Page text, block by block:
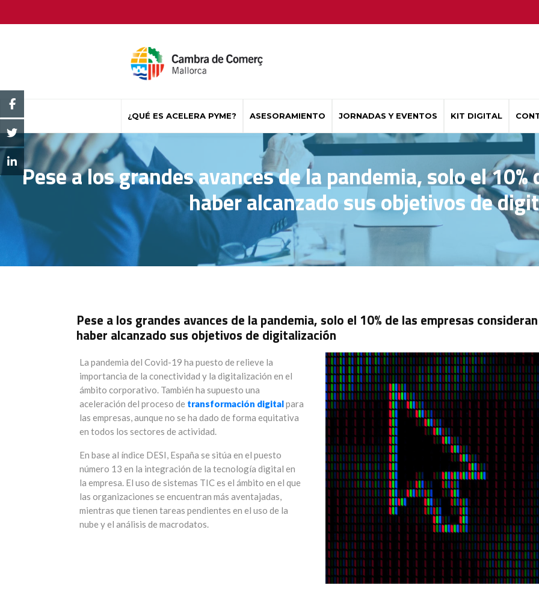
¿QUÉ ES ACELERA PYME? ASESORAMIENTO JORNADAS Y EVENTOS KIT DIGITAL
Pese a los grandes avances de la pandemia, solo el
haber alcanzado sus objetivos de
Pese a los grandes avances de la pandemia, solo el 10% de las empresas consideran
haber alcanzado sus objetivos de digitalización
La pandemia del Covid-19 ha puesto de relieve la
importancia de la conectividad y la digitalización en el
ámbito corporativo. También ha supuesto una
aceleración del proceso de transformación digitalpara
las empresas, aunque no se ha dado de forma equitativa
en todos los sectores de actividad.
En base al índice DESI, España se sitúa en el puesto
número 13 en la integración de la tecnología digital en
la empresa. El uso de sistemas TIC es el ámbito en el que
las organizaciones se encuentran más aventajadas,
mientras que tienen tareas pendientes en el uso de la
nube y el análisis de macrodatos.